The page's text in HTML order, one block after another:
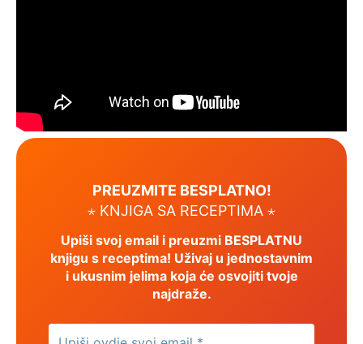
PREUZMITE BESPLATNO!
⋆ KNJIGA SA RECEPTIMA ⋆
Upiši svoj email i preuzmi BESPLATNU
knjigu s receptima! Uživaj u jednostavnim
i ukusnim jelima koja će osvojiti tvoje
najdraže.